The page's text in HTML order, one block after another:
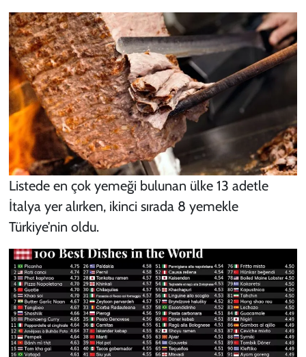
Listede en çok yemeği bulunan ülke 13 adetle
İtalya yer alırken, ikinci sırada 8 yemekle
Türkiye’nin oldu.